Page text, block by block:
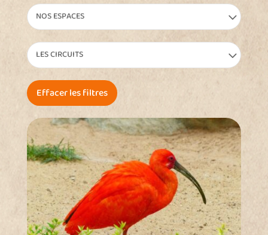
NOS ESPACES
LES CIRCUITS
Effacer les filtres